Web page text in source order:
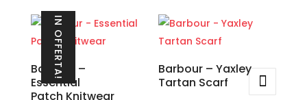
IN OFFERTA!
Barbour –
Essential
Patch Knitwear
Barbour – Yaxley
Tartan Scarf